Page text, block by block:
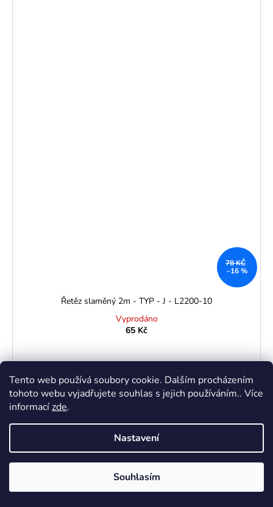
Tento web používá soubory cookie. Dalším procházením
tohoto webu vyjadřujete souhlas s jejich používáním.. Více
informacízde.
Nastavení
Souhlasím
78 KČ
–16 %
Řetěz slaměný 2m - TYP - J - L2200-10
Vyprodáno
65 Kč